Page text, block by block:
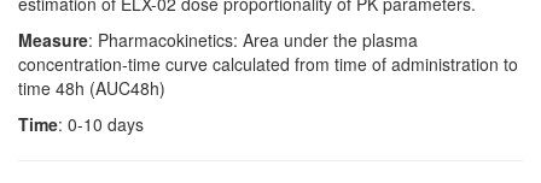
Measure: Pharmacokinetics: Area under the plasma
concentration-time curve calculated from time of administration to
time 48h (AUC48h)
Time: 0-10 days